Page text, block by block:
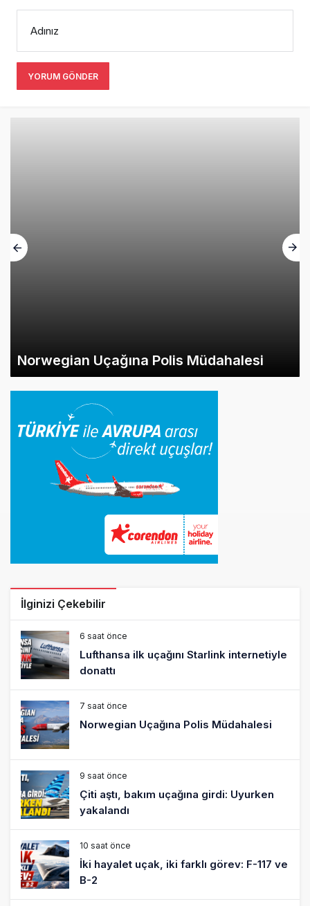
İlginizi Çekebilir
6 saat önce
Lufthansa ilk uçağını Starlink internetiyle
donattı
7 saat önce
Norwegian Uçağına Polis Müdahalesi
9 saat önce
Çiti aştı, bakım uçağına girdi: Uyurken
yakalandı
10 saat önce
İki hayalet uçak, iki farklı görev: F-117 ve
11 saat önce
THY ve Pegasus Dünyanın En Değerli
Havayolları Arasında
12 saat önce
Fly Baghdad ABD yaptırım listesinden
çıkarıldı